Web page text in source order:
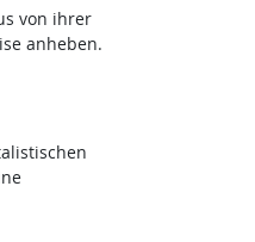
von ihrer
anheben.